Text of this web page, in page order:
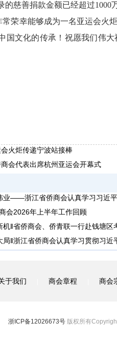
的慈善捐款金额已经超过1000
常荣幸能够成为一名亚运会火
国文化的传承！祝愿我们伟
火炬传递宁波站接棒
会代表出席杭州亚运会开幕式
业——浙江省侨商会认真学习习近
会2026年上半年工作回顾
‖省侨商会、侨青联一行赴钱塘区
‖浙江省侨商会认真学习贯彻习
于我们 商会章程 商会
浙ICP备12026673号 版权所有